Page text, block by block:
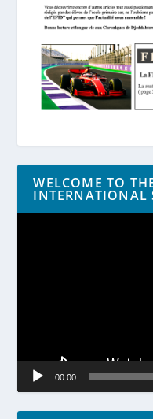
WELCOME TO
INTERNATIONAL
Lecteur
00:00